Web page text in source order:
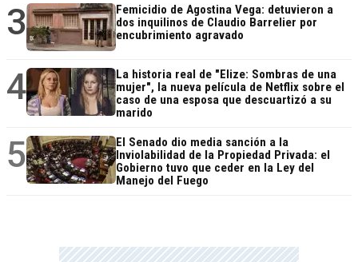
3
Femicidio de Agostina Vega: detuvieron a
dos inquilinos de Claudio Barrelier por
encubrimiento agravado
4
La historia real de "Elize: Sombras de una
mujer", la nueva película de Netflix sobre el
caso de una esposa que descuartizó a su
marido
5
El Senado dio media sanción a la
Inviolabilidad de la Propiedad Privada: el
Gobierno tuvo que ceder en la Ley del
Manejo del Fuego